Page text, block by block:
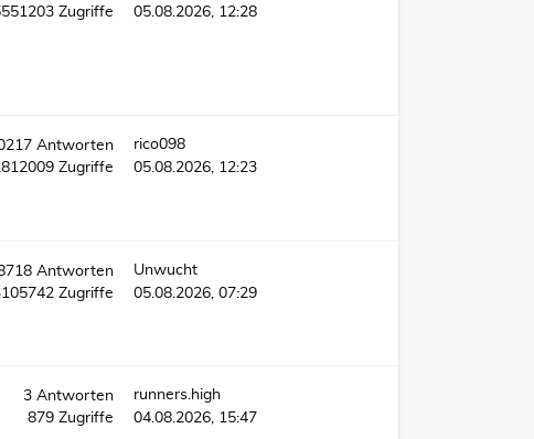
Zugriffe
05.08.2026, 12:28
Antworten
Zugriffe
rico098
05.08.2026, 12:23
Antworten
Zugriffe
Unwucht
05.08.2026, 07:29
3Antworten
879Zugriffe
runners.high
04.08.2026, 15:47